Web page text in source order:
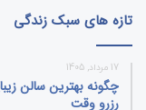
تازه های سبک زندگی
17 مرداد, 1405
رزرو وقت